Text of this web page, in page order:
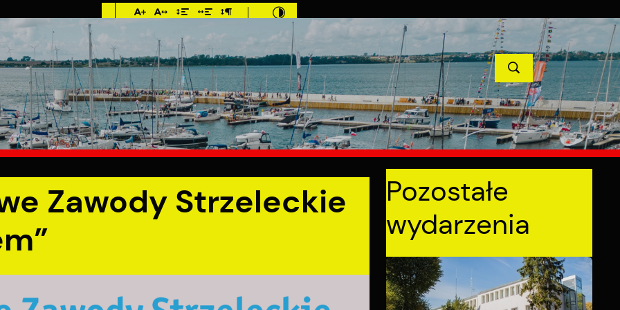
Imieniny: Dorota,
Konrad, Kajetan
MIESZKANIEC TURYSTYKA INWESTYCJE PROJEKTY UNIJNE KONTAKT
„Zaślubiny z Morzem” POPRZEDNI NASTĘPNY
Zawody Strzeleckie
Pozostałe
wydarzenia